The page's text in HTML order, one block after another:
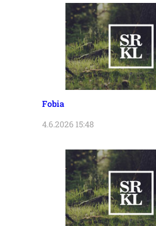
Fobia
4.6.2026 15:48